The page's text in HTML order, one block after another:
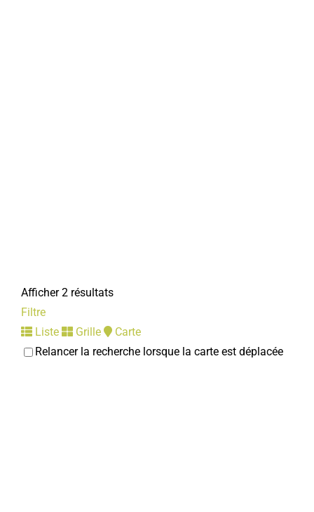
Afficher 2 résultats
Filtre
Liste
Grille
Carte
Relancer la recherche lorsque la carte est déplacée